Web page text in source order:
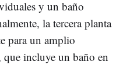
y un baño
la tercera planta
para un amplio
que incluye un baño en